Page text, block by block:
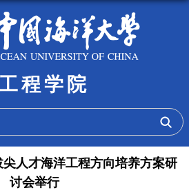
程学院
人才海洋工程方向培养方案研
讨会举行